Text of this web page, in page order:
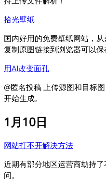
拾光壁纸
国内好用的免费壁纸网站，
复制原图链接到浏览器可以保
用AI改变面孔
@匿名投稿 上传源图和目标
开始生成。
1月10日
网站打不开解决方法
近期有部分地区运营商劫持
问。